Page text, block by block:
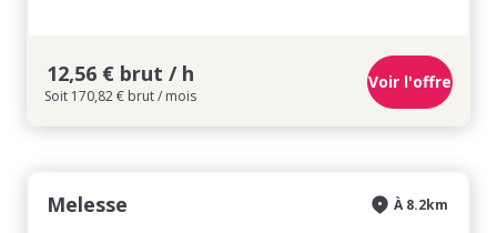
12,56 € brut / h
Soit 170,82 € brut / mois
Voir l'offre
Melesse
À 8.2km